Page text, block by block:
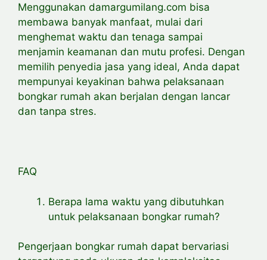
Menggunakan damargumilang.com bisa
membawa banyak manfaat, mulai dari
menghemat waktu dan tenaga sampai
menjamin keamanan dan mutu profesi. Dengan
memilih penyedia jasa yang ideal, Anda dapat
mempunyai keyakinan bahwa pelaksanaan
bongkar rumah akan berjalan dengan lancar
dan tanpa stres.
FAQ
Berapa lama waktu yang dibutuhkan
untuk pelaksanaan bongkar rumah?
Pengerjaan bongkar rumah dapat bervariasi